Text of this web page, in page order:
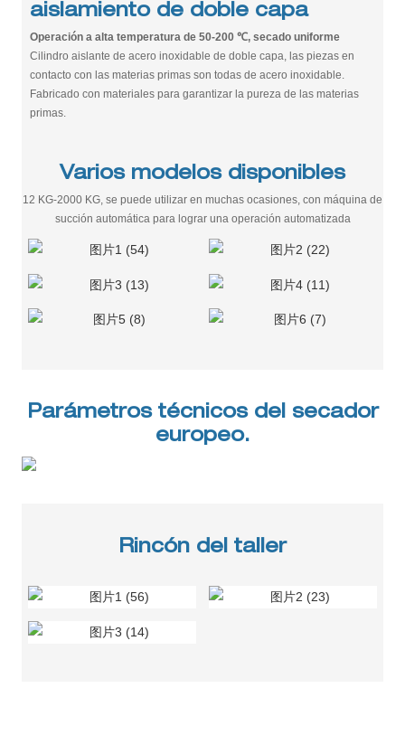
aislamiento de doble capa
Operación a alta temperatura de 50-200 ℃, secado uniforme
Cilindro aislante de acero inoxidable de doble capa, las piezas en
contacto con las materias primas son todas de acero inoxidable.
Fabricado con materiales para garantizar la pureza de las materias
primas.
Varios modelos disponibles
12 KG-2000 KG, se puede utilizar en muchas ocasiones, con máquina de
succión automática para lograr una operación automatizada
Parámetros técnicos del secador
europeo.
Rincón del taller